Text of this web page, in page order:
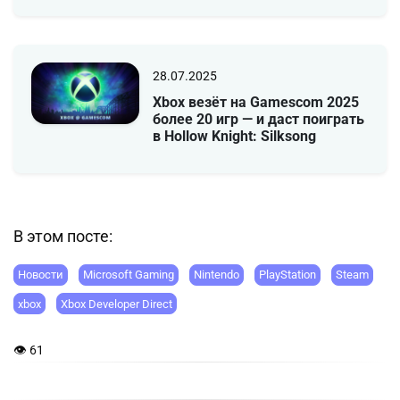
28.07.2025
Xbox везёт на Gamescom 2025
более 20 игр — и даст поиграть
в Hollow Knight: Silksong
В этом посте:
Новости Microsoft Gaming Nintendo PlayStation Steam
xbox Xbox Developer Direct
👁 61